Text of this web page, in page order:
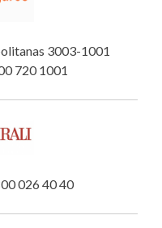
3003-1001
720 1001
026 40 40